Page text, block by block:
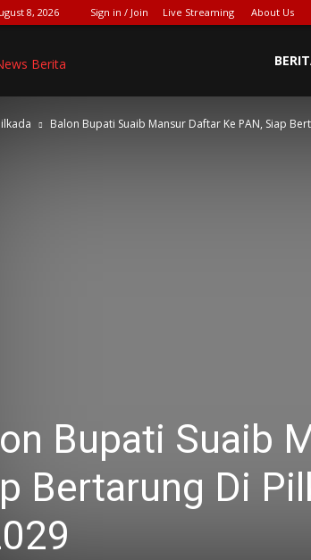
8, 2026 Sign in / Join Live Streaming About Us
NEWS[DOT]COM
Balon Bupati Suaib Mansur Daftar Ke PAN, Siap
Bupati Suaib
Bertarung Di